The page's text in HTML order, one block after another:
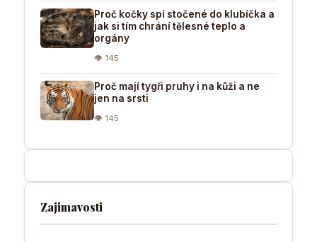
Proč kočky spí stočené do klubíčka a
jak si tím chrání tělesné teplo a
orgány
👁 145
Proč mají tygři pruhy i na kůži a ne
jen na srsti
👁 145
Zajimavosti